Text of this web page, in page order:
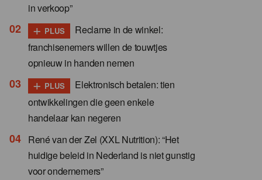
in verkoop”
+ PLUS
Reclame in de winkel:
franchisenemers willen de touwtjes
opnieuw in handen nemen
+ PLUS
Elektronisch betalen: tien
ontwikkelingen die geen enkele
handelaar kan negeren
René van der Zel (XXL Nutrition): “Het
huidige beleid in Nederland is niet gunstig
voor ondernemers”